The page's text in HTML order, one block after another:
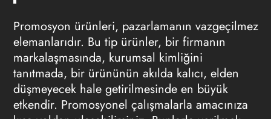
Promosyon ürünleri, pazarlamanın vazgeçilmez
elemanlarıdır. Bu tip ürünler, bir firmanın
markalaşmasında, kurumsal kimliğini
tanıtmada, bir ürününün akılda kalıcı, elden
düşmeyecek hale getirilmesinde en büyük
etkendir. Promosyonel çalışmalarla amacınıza